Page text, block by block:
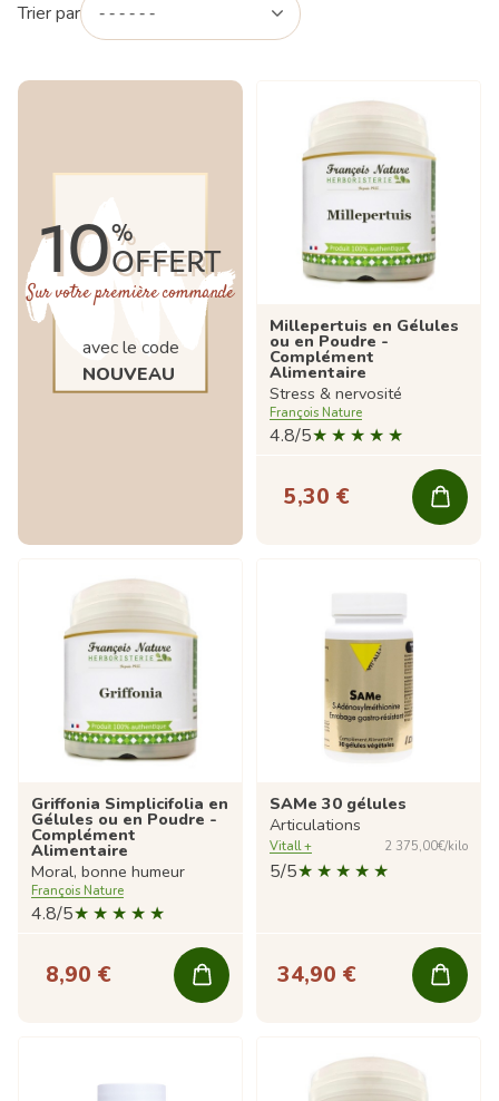
Trier par
10%
OFFERT
Sur votre première commande
avec le code
NOUVEAU
Millepertuis en Gélules
ou en Poudre -
Complément
Alimentaire
Stress & nervosité
François Nature
4.8/5
5,30 €
Griffonia Simplicifolia en
Gélules ou en Poudre -
Complément
Alimentaire
Moral, bonne humeur
François Nature
4.8/5
8,90 €
SAMe 30 gélules
Articulations
Vitall + 2 375,00€/kilo
5/5
34,90 €